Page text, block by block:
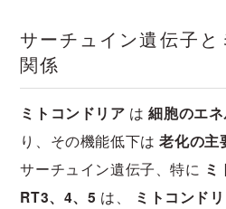
サーチュイン遺伝子と
関係
ミトコンドリア は細胞のエ
り、その機能低下は老化の主
サーチュイン遺伝子、特に ミ
RT3、4、5 は、 ミトコンド